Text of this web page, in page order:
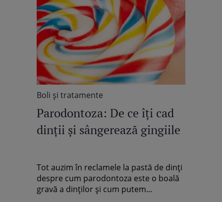
Boli şi tratamente
Parodontoza: De ce îţi cad
dinţii şi sângerează gingiile
Tot auzim în reclamele la pastă de dinţi
despre cum parodontoza este o boală
gravă a dinţilor şi cum putem...